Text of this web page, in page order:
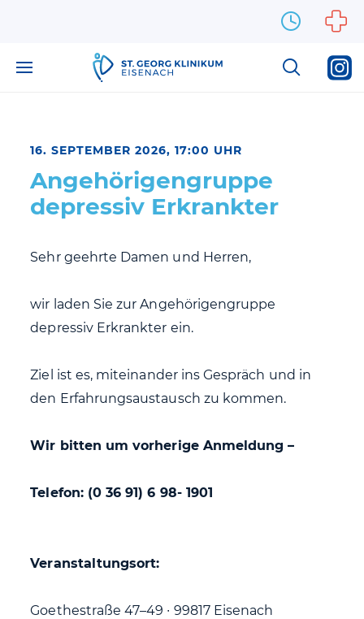
16. SEPTEMBER 2026, 17:00 UHR
Angehörigengruppe
depressiv Erkrankter
Sehr geehrte Damen und Herren,
wir laden Sie zur Angehörigengruppe
depressiv Erkrankter ein.
Ziel ist es, miteinander ins Gespräch und in
den Erfahrungsaustausch zu kommen.
Wir bitten um vorherige Anmeldung –
Telefon: (0 36 91) 6 98- 1901
Veranstaltungsort:
Goethestraße 47–49 ∙ 99817 Eisenach